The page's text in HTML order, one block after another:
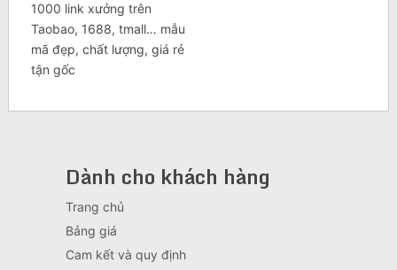
1000 link xưởng trên
Taobao, 1688, tmall… mẫu
mã đẹp, chất lượng, giá rẻ
tận gốc
Dành cho khách hàng
Trang chủ
Bảng giá
Cam kết và quy định